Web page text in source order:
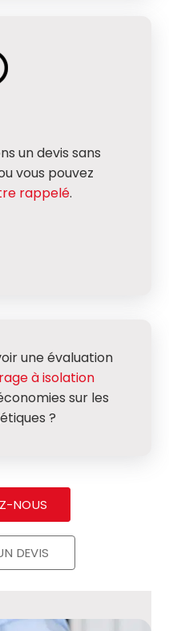
un devis sans
vous pouvez
rappelé.
une évaluation
à isolation
sur les
?
NOUS
DEVIS